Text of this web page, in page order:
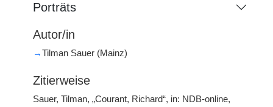
Porträts
Autor/in
→Tilman Sauer (Mainz)
Zitierweise
Sauer, Tilman, „Courant, Richard“, in: NDB-online,